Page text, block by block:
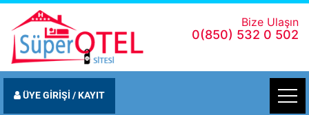
Bize Ulaşın
0(850) 532 0 502
ÜYE GİRİŞİ / KAYIT